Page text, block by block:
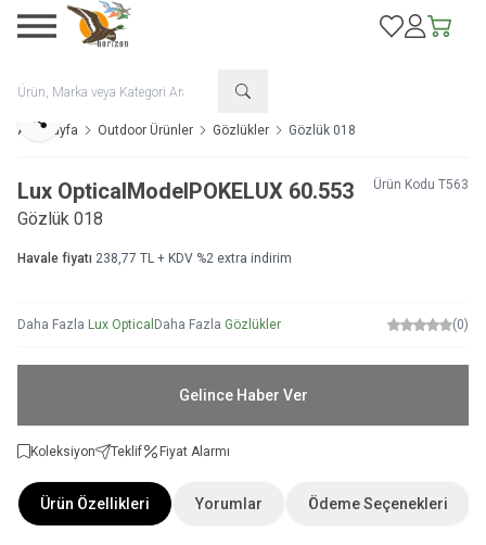
Favorilerim
Hesabım
Sepetim
Ana Sayfa Outdoor Ürünler Gözlükler Gözlük 018
Paylaş
Lux OpticalModelPOKELUX 60.553
Gözlük 018
Ürün Kodu T563
Havale fiyatı 238,77 TL + KDV %2 extra indirim
Daha Fazla Lux Optical Daha Fazla Gözlükler (0)
Gelince Haber Ver
Koleksiyon Teklif Fiyat Alarmı
Ürün Özellikleri Yorumlar Ödeme Seçenekleri